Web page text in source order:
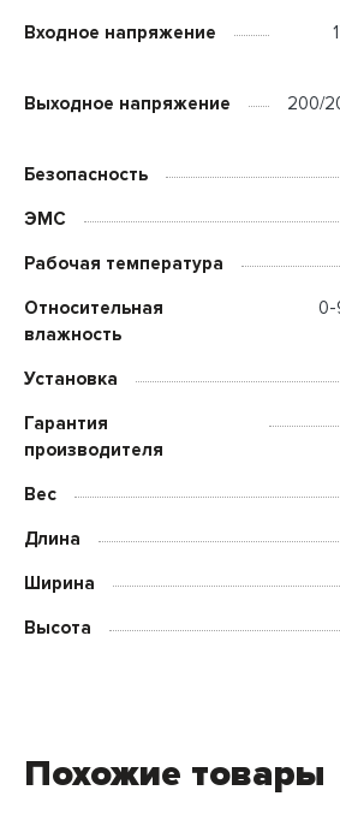
Входное напряжение
Выходное напряжение
200/
Безопасность
ЭМС
Рабочая температура
Относительная
влажность
0-
Установка
Гарантия
производителя
Вес
Длина
Ширина
Высота
Похожие товары